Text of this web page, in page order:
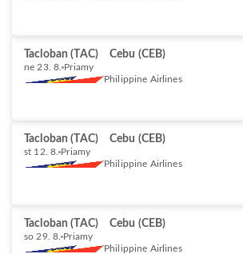
Tacloban (TAC) Cebu (CEB)
ne 23. 8. Priamy
Philippine Airlines
Tacloban (TAC) Cebu (CEB)
st 12. 8. Priamy
Philippine Airlines
Tacloban (TAC) Cebu (CEB)
so 29. 8. Priamy
Philippine Airlines